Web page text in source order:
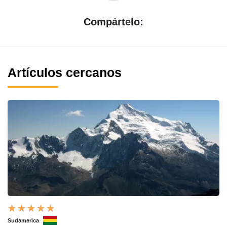
Compártelo:
Artículos cercanos
Sudamerica